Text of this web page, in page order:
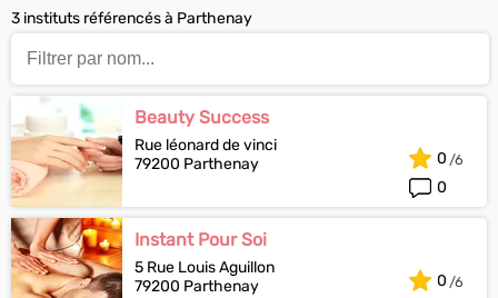
3 instituts référencés à Parthenay
Beauty Success
Rue léonard de vinci
79200 Parthenay
0
0
Instant Pour Soi
5 Rue Louis Aguillon
79200 Parthenay
0